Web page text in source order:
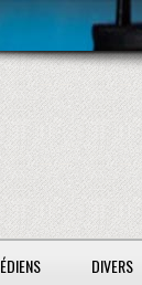
DIVERS